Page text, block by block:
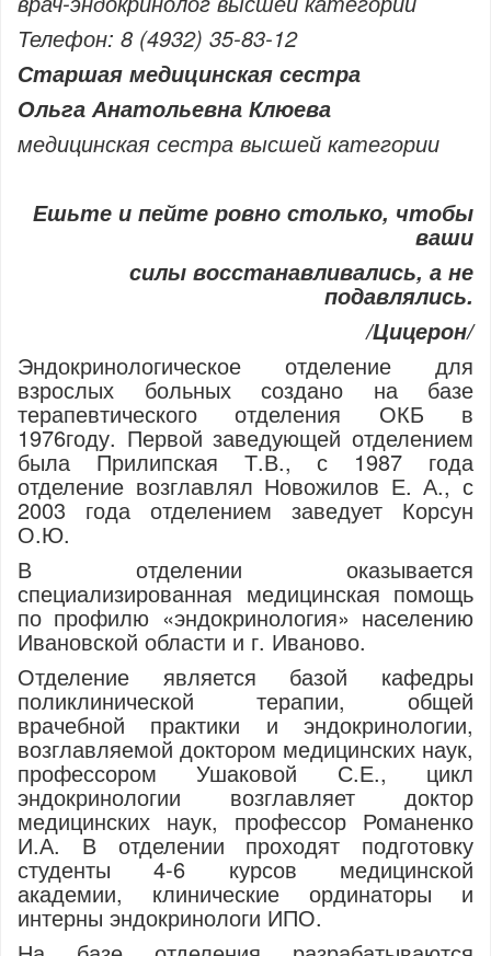
Телефон: 8 (4932) 35-83-12
Старшая медицинская сестра
Ольга Анатольевна Клюева
медицинская сестра высшей категории
Ешьте и пейте ровно столько, чтобы
ваши
силы восстанавливались, а не
подавлялись.
/Цицерон/
Эндокринологическое отделение для
взрослых больных создано на базе
терапевтического отделения ОКБ в
1976году. Первой заведующей отделением
была Прилипская Т.В., с 1987 года
отделение возглавлял Новожилов Е. А., с
2003 года отделением заведует Корсун
О.Ю.
В отделении оказывается
специализированная медицинская помощь
по профилю «эндокринология» населению
Ивановской области и г. Иваново.
Отделение является базой кафедры
поликлинической терапии, общей
врачебной практики и эндокринологии,
возглавляемой доктором медицинских наук,
профессором Ушаковой С.Е., цикл
эндокринологии возглавляет доктор
медицинских наук, профессор Романенко
И.А. В отделении проходят подготовку
студенты 4-6 курсов медицинской
академии, клинические ординаторы и
интерны эндокринологи ИПО.